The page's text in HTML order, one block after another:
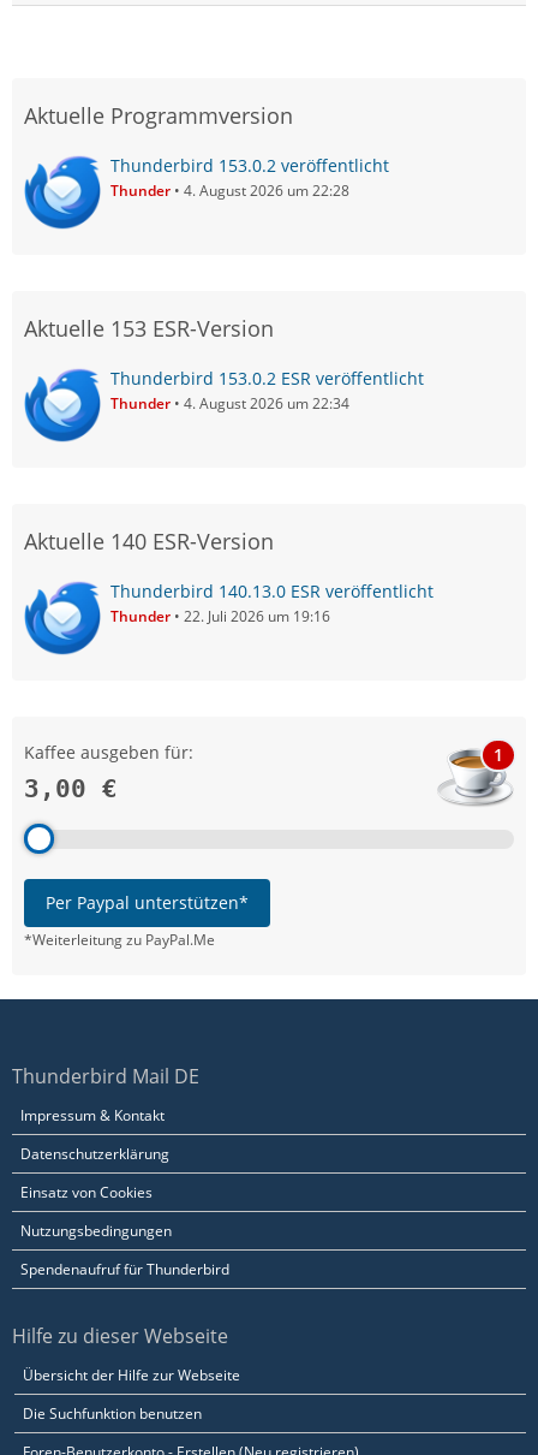
Aktuelle Programmversion
Thunderbird 153.0.2 veröffentlicht
Thunder 4. August 2026 um 22:28
Aktuelle 153 ESR-Version
Thunderbird 153.0.2 ESR veröffentlicht
Thunder 4. August 2026 um 22:34
Aktuelle 140 ESR-Version
Thunderbird 140.13.0 ESR veröffentlicht
Thunder 22. Juli 2026 um 19:16
Kaffee ausgeben für:
3,00 €
1
Per Paypal unterstützen*
*Weiterleitung zu PayPal.Me
Thunderbird Mail DE
Impressum & Kontakt
Datenschutzerklärung
Einsatz von Cookies
Nutzungsbedingungen
Spendenaufruf für Thunderbird
Hilfe zu dieser Webseite
Übersicht der Hilfe zur Webseite
Die Suchfunktion benutzen